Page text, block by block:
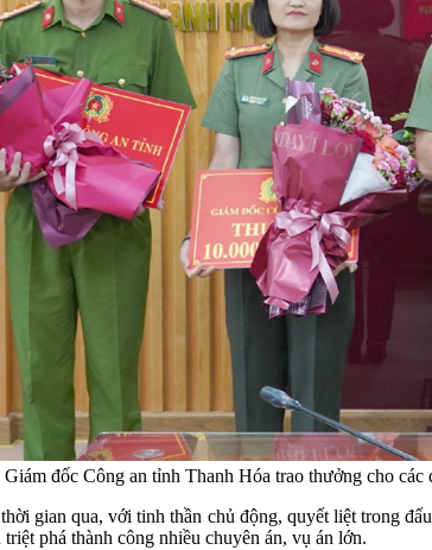
đốc Công an tỉnh Thanh Hóa trao thưởng cho
gian qua, với tinh thần chủ động, quyết liệt trong
phá thành công nhiều chuyên án, vụ án lớn.